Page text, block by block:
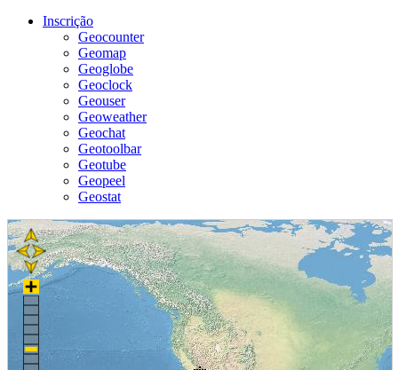
Inscrição
Geocounter
Geomap
Geoglobe
Geoclock
Geouser
Geoweather
Geochat
Geotoolbar
Geotube
Geopeel
Geostat